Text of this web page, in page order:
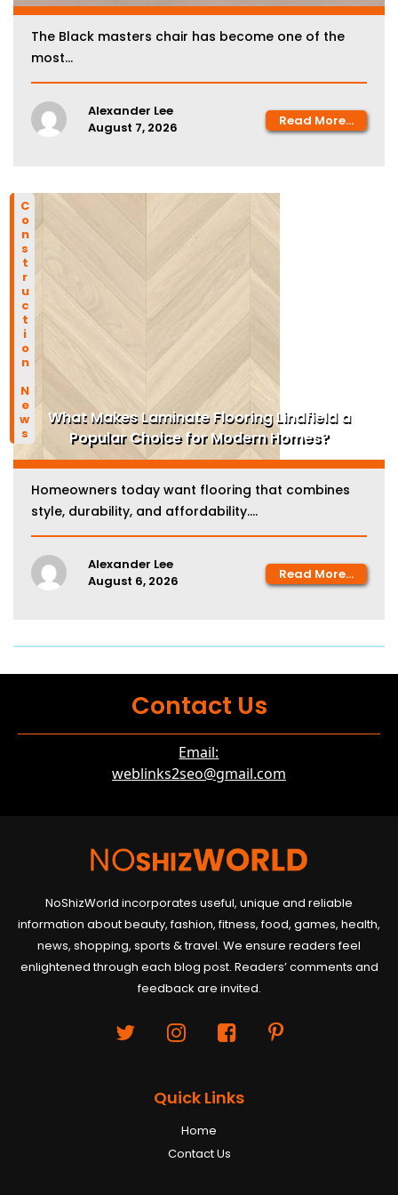
The Black masters chair has become one of the
most...
Alexander Lee
August 7, 2026
Read More...
Construction News
What Makes Laminate Flooring Lindfield a
Popular Choice for Modern Homes?
Homeowners today want flooring that combines
style, durability, and affordability....
Alexander Lee
August 6, 2026
Read More...
Contact Us
Email:
weblinks2seo@gmail.com
NoShizWorld incorporates useful, unique and reliable
information about beauty, fashion, fitness, food, games, health,
news, shopping, sports & travel. We ensure readers feel
enlightened through each blog post. Readers’ comments and
feedback are invited.
Quick Links
Home
Contact Us